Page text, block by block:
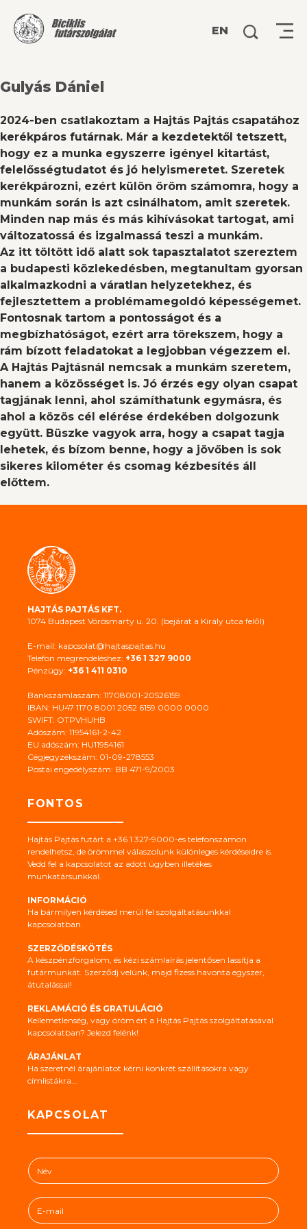
EN Keresés:
Gulyás Dániel
2024-ben csatlakoztam a Hajtás Pajtás csapatához
kerékpáros futárnak. Már a kezdetektől tetszett,
hogy ez a munka egyszerre igényel kitartást,
felelősségtudatot és jó helyismeretet. Szeretek
kerékpározni, ezért külön öröm számomra, hogy a
munkám során is azt csinálhatom, amit szeretek.
Minden nap más és más kihívásokat tartogat, ami
változatossá és izgalmassá teszi a munkám.
Az itt töltött idő alatt sok tapasztalatot szereztem
a budapesti közlekedésben, megtanultam gyorsan
alkalmazkodni a váratlan helyzetekhez, és
fejlesztettem a problémamegoldó képességemet.
Fontosnak tartom a pontosságot és a
megbízhatóságot, ezért arra törekszem, hogy a
rám bízott feladatokat a legjobban végezzem el.
A Hajtás Pajtásnál nemcsak a munkám szeretem,
hanem a közösséget is. Jó érzés egy olyan csapat
tagjának lenni, ahol számíthatunk egymásra, és
ahol a közös cél elérése érdekében dolgozunk
együtt. Büszke vagyok arra, hogy a csapat tagja
lehetek, és bízom benne, hogy a jövőben is sok
sikeres kilométer és csomag kézbesítés áll
előttem.
HAJTÁS PAJTÁS KFT.
1074 Budapest Vörösmarty u. 20. (bejárat a Király utca felől)
E-mail: kapcsolat@hajtaspajtas.hu
Telefon megrendeléshez: +36 1 327 9000
Pénzügy: +36 1 411 0310
Bankszámlaszám: 11708001-20526159
IBAN: HU47 1170 8001 2052 6159 0000 0000
SWIFT: OTPVHUHB
Adószám: 11954161-2-42
EU adószám: HU11954161
Cégjegyzékszám: 01-09-278553
Postai engedélyszám: BB 471-9/2003
FONTOS
Hajtás Pajtás futárt a +36 1 327-9000-es telefonszámon
rendelhetsz, de örömmel válaszolunk különleges kérdéseidre is.
Vedd fel a kapcsolatot az adott ügyben illetékes
munkatársunkkal.
INFORMÁCIÓ
Ha bármilyen kérdésed merül fel szolgáltatásunkkal
kapcsolatban.
SZERZŐDÉSKÖTÉS
A készpénzforgalom, és kézi számlaírás jelentősen lassítja a
futármunkát. Szerződj velünk, majd fizess havonta egyszer,
átutalással!
REKLAMÁCIÓ ÉS GRATULÁCIÓ
Kellemetlenség, vagy öröm ért a Hajtás Pajtás szolgáltatásával
kapcsolatban? Jelezd felénk!
ÁRAJÁNLAT
Ha szeretnél árajánlatot kérni konkrét szállításokra vagy
címlistákra...
KAPCSOLAT
N
é
*E
-